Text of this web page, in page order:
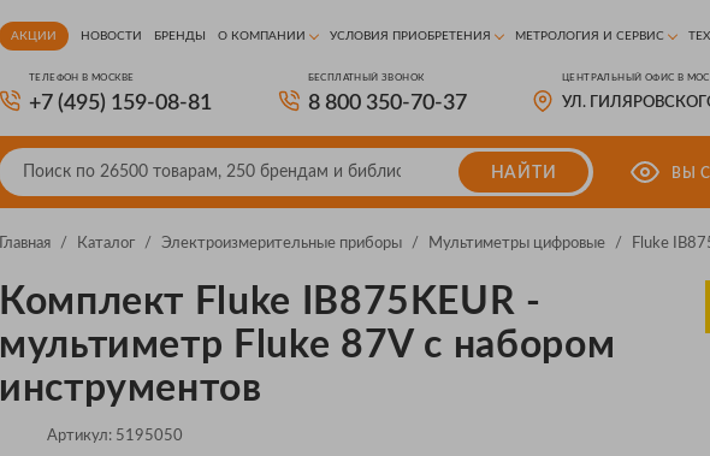
АКЦИИ НОВОСТИ БРЕНДЫ О КОМПАНИИ УСЛОВИЯ ПРИОБРЕТЕНИЯ МЕТРОЛОГИЯ И СЕРВИС
ТЕЛЕФОН В МОСКВЕ
+7 (495) 159-08-81
БЕСПЛАТНЫЙ ЗВОНОК
8 800 350-70-37
ЦЕНТРАЛЬНЫЙ ОФИС В
УЛ.
НАЙТИ ВЫ
Главная / Каталог / Электроизмерительные приборы / Мультиметры цифровые / Fluke
Комплект Fluke IB875KEUR -
мультиметр Fluke 87V с набором
инструментов
Артикул: 5195050